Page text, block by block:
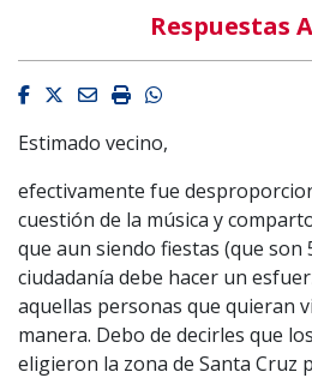
Respuestas
Facebook
Twitter
EmailImprimirWhatsapp
Estimado vecino,
efectivamente fue
cuestión de la música y
que aun siendo fiestas (que son
ciudadanía debe hacer un
aquellas personas que quieran
manera. Debo de decirles que
eligieron la zona de Santa Cruz